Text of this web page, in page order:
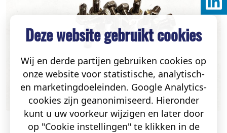
Deze website gebruikt cookies
Wij en derde partijen gebruiken cookies op
onze website voor statistische, analytisch-
en marketingdoeleinden. Google Analytics-
cookies zijn geanonimiseerd. Hieronder
kunt u uw voorkeur wijzigen en later door
op "Cookie instellingen" te klikken in de